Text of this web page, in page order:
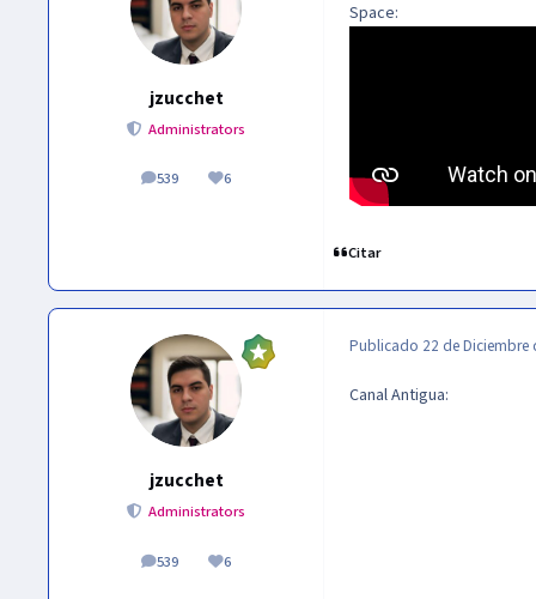
jzucchet
Administrators
539
publicaciones
6
Reputación
Space:
Citar
jzucchet
Administrators
539
publicaciones
6
Reputación
Publicado 22 de Diciembre
Canal Antigua: